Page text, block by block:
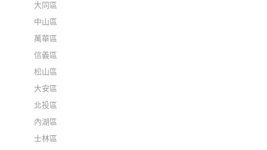
大同區
中山區
萬華區
信義區
松山區
大安區
北投區
內湖區
士林區